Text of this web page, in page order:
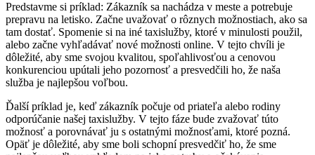
Predstavme si príklad: Zákazník sa nachádza v meste a potrebuje
prepravu na letisko. Začne uvažovať o rôznych možnostiach, ako sa
tam dostať. Spomenie si na iné taxislužby, ktoré v minulosti použil,
alebo začne vyhľadávať nové možnosti online. V tejto chvíli je
dôležité, aby sme svojou kvalitou, spoľahlivosťou a cenovou
konkurenciou upútali jeho pozornosť a presvedčili ho, že naša
služba je najlepšou voľbou.
Ďalší príklad je, keď zákazník počuje od priateľa alebo rodiny
odporúčanie našej taxislužby. V tejto fáze bude zvažovať túto
možnosť a porovnávať ju s ostatnými možnosťami, ktoré pozná.
Opäť je dôležité, aby sme boli schopní presvedčiť ho, že sme